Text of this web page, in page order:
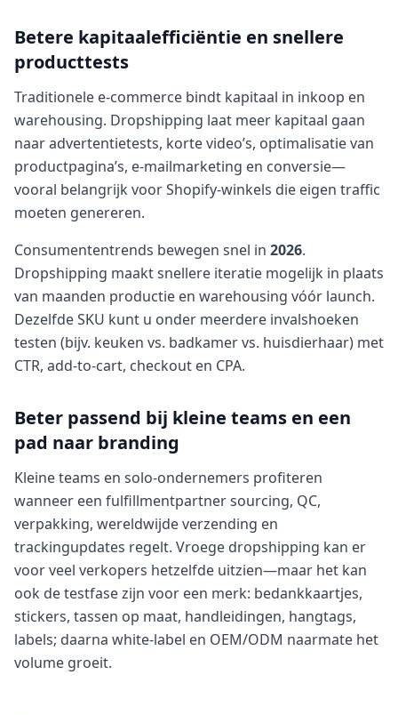
Betere kapitaalefficiëntie en snellere
producttests
Traditionele e-commerce bindt kapitaal in inkoop en
warehousing. Dropshipping laat meer kapitaal gaan
naar advertentietests, korte video’s, optimalisatie van
productpagina’s, e-mailmarketing en conversie—
vooral belangrijk voor Shopify-winkels die eigen traffic
moeten genereren.
Consumententrends bewegen snel in 2026.
Dropshipping maakt snellere iteratie mogelijk in plaats
van maanden productie en warehousing vóór launch.
Dezelfde SKU kunt u onder meerdere invalshoeken
testen (bijv. keuken vs. badkamer vs. huisdierhaar) met
CTR, add-to-cart, checkout en CPA.
Beter passend bij kleine teams en een
pad naar branding
Kleine teams en solo-ondernemers profiteren
wanneer een fulfillmentpartner sourcing, QC,
verpakking, wereldwijde verzending en
trackingupdates regelt. Vroege dropshipping kan er
voor veel verkopers hetzelfde uitzien—maar het kan
ook de testfase zijn voor een merk: bedankkaartjes,
stickers, tassen op maat, handleidingen, hangtags,
labels; daarna white-label en OEM/ODM naarmate het
volume groeit.